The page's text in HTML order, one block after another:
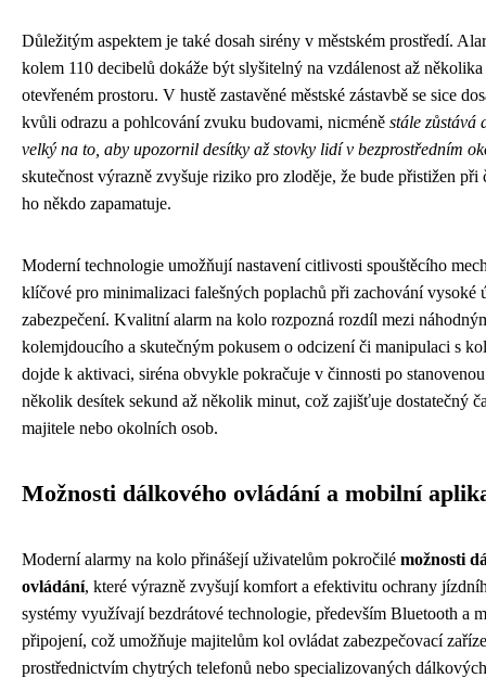
Důležitým aspektem je také dosah sirény v městském prostředí.
kolem 110 decibelů dokáže být slyšitelný na vzdálenost až několika
otevřeném prostoru. V hustě zastavěné městské zástavbě se sice
kvůli odrazu a pohlcování zvuku budovami, nicméně stále zůstává
velký na to, aby upozornil desítky až stovky lidí v bezprostředním
skutečnost výrazně zvyšuje riziko pro zloděje, že bude přistižen při
ho někdo zapamatuje.
Moderní technologie umožňují nastavení citlivosti spouštěcího
klíčové pro minimalizaci falešných poplachů při zachování vysoké
zabezpečení. Kvalitní alarm na kolo rozpozná rozdíl mezi
kolemjdoucího a skutečným pokusem o odcizení či manipulaci s
dojde k aktivaci, siréna obvykle pokračuje v činnosti po
několik desítek sekund až několik minut, což zajišťuje dostatečný
majitele nebo okolních osob.
Možnosti dálkového ovládání a mobilní
Moderní alarmy na kolo přinášejí uživatelům pokročilé možnosti
ovládání, které výrazně zvyšují komfort a efektivitu ochrany
systémy využívají bezdrátové technologie, především Bluetooth a
připojení, což umožňuje majitelům kol ovládat zabezpečovací
prostřednictvím chytrých telefonů nebo specializovaných